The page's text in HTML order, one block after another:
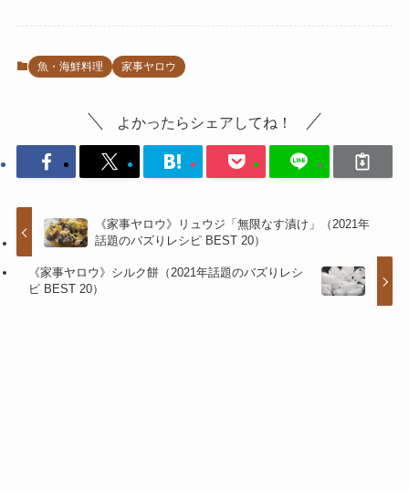
魚・海鮮料理 家事ヤロウ
よかったらシェアしてね！
《家事ヤロウ》リュウジ「無限なす漬け」（2021年
話題のバズりレシピ BEST 20）
《家事ヤロウ》シルク餅（2021年話題のバズりレシ
ピ BEST 20）